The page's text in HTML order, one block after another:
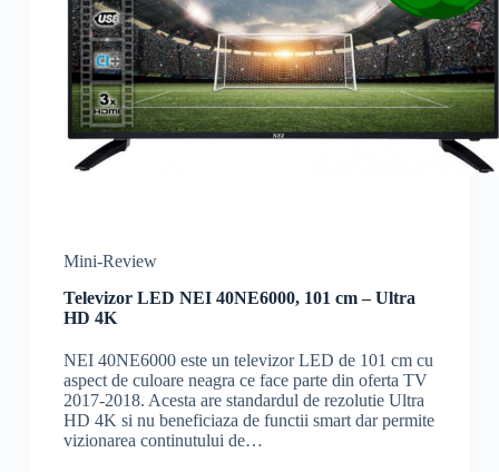
Mini-Review
Televizor LED NEI 40NE6000, 101 cm – Ultra
HD 4K
NEI 40NE6000 este un televizor LED de 101 cm cu
aspect de culoare neagra ce face parte din oferta TV
2017-2018. Acesta are standardul de rezolutie Ultra
HD 4K si nu beneficiaza de functii smart dar permite
vizionarea continutului de…